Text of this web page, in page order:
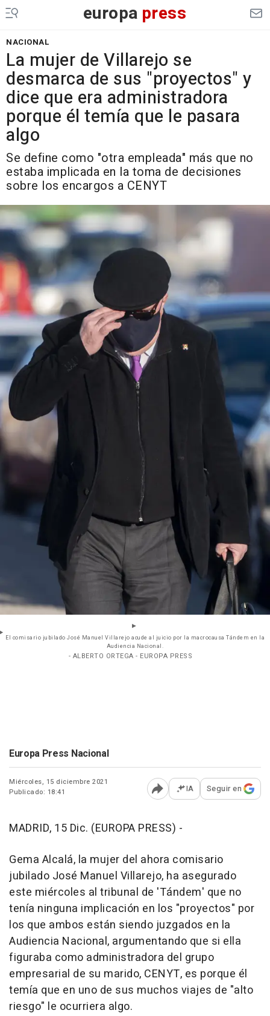
europa press
NACIONAL
La mujer de Villarejo se
desmarca de sus "proyectos" y
dice que era administradora
porque él temía que le pasara
algo
Se define como "otra empleada" más que no
estaba implicada en la toma de decisiones
sobre los encargos a CENYT
El comisario jubilado José Manuel Villarejo acude al juicio por la macrocausa Tándem en la
Audiencia Nacional.
- ALBERTO ORTEGA - EUROPA PRESS
Europa Press Nacional
Miércoles, 15 diciembre 2021
Publicado: 18:41
Abrir opciones para
IA Seguir en
MADRID, 15 Dic. (EUROPA PRESS) -
Gema Alcalá, la mujer del ahora comisario
jubilado José Manuel Villarejo, ha asegurado
este miércoles al tribunal de 'Tándem' que no
tenía ninguna implicación en los "proyectos" por
los que ambos están siendo juzgados en la
Audiencia Nacional, argumentando que si ella
figuraba como administradora del grupo
empresarial de su marido, CENYT, es porque él
temía que en uno de sus muchos viajes de "alto
riesgo" le ocurriera algo.